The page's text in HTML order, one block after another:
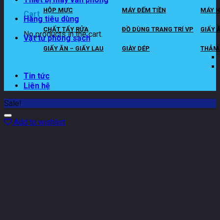
Cart
No products in the cart.
HỘP MỰC MÁY ĐẾM TIỀN MÁY
Hàng tiêu dùng
CHẤT TẨY RỬA ĐỒ DÙNG TRANG TRÍ VP GIẤY
Vật tư phòng sạch
GIẤY ĂN – GIẤY LAU GIÀY DÉP THẢM
Tin tức
Liên hệ
Sale!
Add to wishlist